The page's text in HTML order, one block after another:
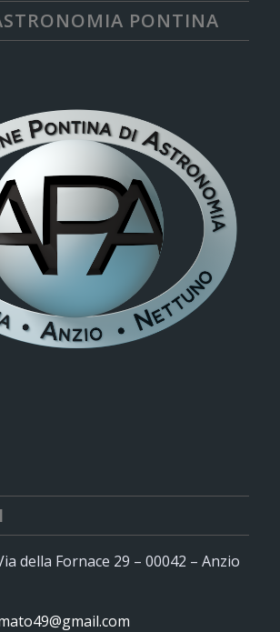
PONTINA
della Fornace 29 – 00042 – Anzio